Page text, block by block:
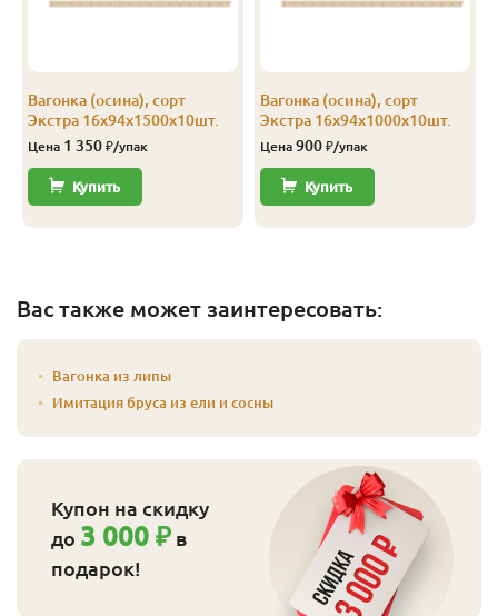
Вагонка (осина), сорт
Экстра 16х94х1500х10шт.
Цена 1 350 ₽/упак
Купить
Вагонка (осина), сорт
Экстра 16х94х1000х10шт.
Цена 900 ₽/упак
Купить
Вас также может заинтересовать:
Вагонка из липы
Имитация бруса из ели и сосны
Купон на скидку
до 3 000 ₽ в
подарок!